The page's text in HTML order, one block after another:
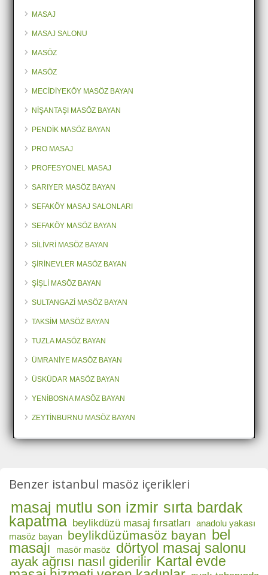
MASAJ
MASAJ SALONU
MASÖZ
MASÖZ
MECİDİYEKÖY MASÖZ BAYAN
NİŞANTAŞI MASÖZ BAYAN
PENDİK MASÖZ BAYAN
PRO MASAJ
PROFESYONEL MASAJ
SARIYER MASÖZ BAYAN
SEFAKÖY MASAJ SALONLARI
SEFAKÖY MASÖZ BAYAN
SİLİVRİ MASÖZ BAYAN
ŞİRİNEVLER MASÖZ BAYAN
ŞİŞLİ MASÖZ BAYAN
SULTANGAZİ MASÖZ BAYAN
TAKSİM MASÖZ BAYAN
TUZLA MASÖZ BAYAN
ÜMRANİYE MASÖZ BAYAN
ÜSKÜDAR MASÖZ BAYAN
YENİBOSNA MASÖZ BAYAN
ZEYTİNBURNU MASÖZ BAYAN
Benzer istanbul masöz içerikleri
masaj mutlu son izmir sırta bardak
kapatma beylikdüzü masaj fırsatları anadolu yakası
masöz bayan beylikdüzümasöz bayan bel
masajı
masör masöz dörtyol masaj salonu
ayak ağrısı nasıl giderilir Kartal evde